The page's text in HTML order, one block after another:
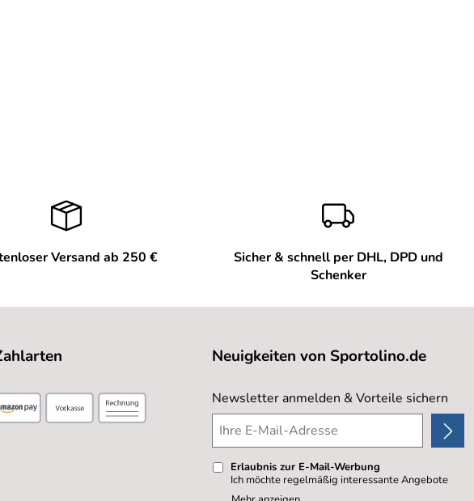
Versand ab 250 €
Sicher & schnell per DHL, DPD und
Schenker
Neuigkeiten von Sportolino.de
Newsletter anmelden & Vorteile sichern
Erlaubnis zur E-Mail-Werbung
Ich möchte regelmäßig interessante Angebote
per E-Mail erhalten. Meine E-Mail-Adresse wird